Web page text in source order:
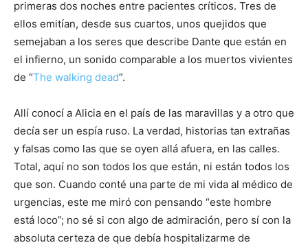
primeras dos noches entre pacientes críticos. Tres de
ellos emitían, desde sus cuartos, unos quejidos que
semejaban a los seres que describe Dante que están en
el infierno, un sonido comparable a los muertos vivientes
de “The walking dead”.
Allí conocí a Alicia en el país de las maravillas y a otro que
decía ser un espía ruso. La verdad, historias tan extrañas
y falsas como las que se oyen allá afuera, en las calles.
Total, aquí no son todos los que están, ni están todos los
que son. Cuando conté una parte de mi vida al médico de
urgencias, este me miró con pensando “este hombre
está loco”; no sé si con algo de admiración, pero sí con la
absoluta certeza de que debía hospitalizarme de